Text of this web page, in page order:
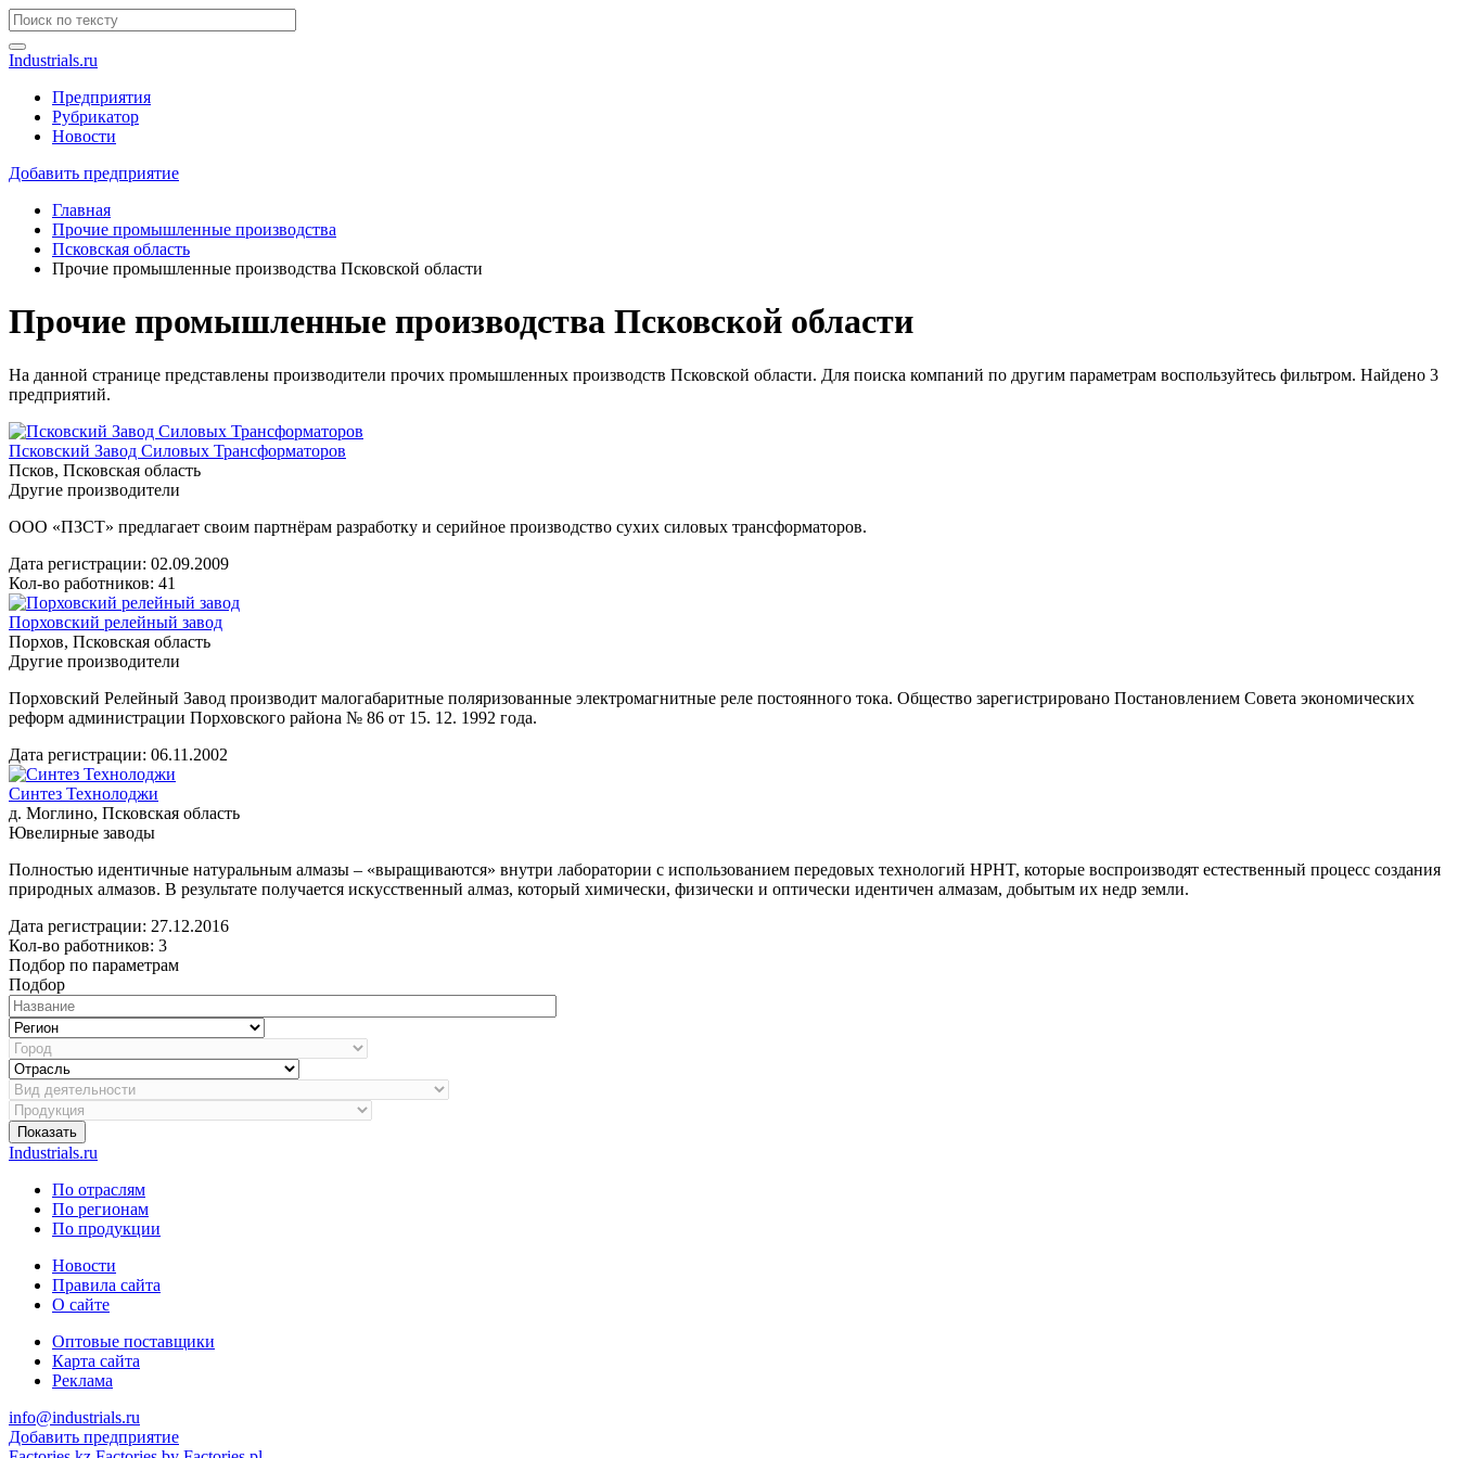
Industrials.ru
Предприятия
Рубрикатор
Новости
Добавить предприятие
Главная
Прочие промышленные производства
Псковская область
Прочие промышленные производства Псковской области
Прочие промышленные производства Псковской области
На данной странице представлены производители прочих промышленных производств Псковской области. Для поиска компаний по другим параметрам воспользуйтесь фильтром. Найдено 3
предприятий.
Псковский Завод Силовых Трансформаторов
Псков, Псковская область
Другие производители
ООО «ПЗСТ» предлагает своим партнёрам разработку и серийное производство сухих силовых трансформаторов.
Дата регистрации: 02.09.2009
Кол-во работников: 41
Порховский релейный завод
Порхов, Псковская область
Другие производители
Порховский Релейный Завод производит малогабаритные поляризованные электромагнитные реле постоянного тока. Общество зарегистрировано Постановлением Совета экономических
реформ администрации Порховского района № 86 от 15. 12. 1992 года.
Дата регистрации: 06.11.2002
Синтез Технолоджи
д. Моглино, Псковская область
Ювелирные заводы
Полностью идентичные натуральным алмазы – «выращиваются» внутри лаборатории с использованием передовых технологий HPHT, которые воспроизводят естественный процесс создания
природных алмазов. В результате получается искусственный алмаз, который химически, физически и оптически идентичен алмазам, добытым их недр земли.
Дата регистрации: 27.12.2016
Кол-во работников: 3
Подбор по параметрам
Подбор
Показать
Industrials.ru
По отраслям
По регионам
По продукции
Новости
Правила сайта
О сайте
Оптовые поставщики
Карта сайта
Реклама
info@industrials.ru
Добавить предприятие